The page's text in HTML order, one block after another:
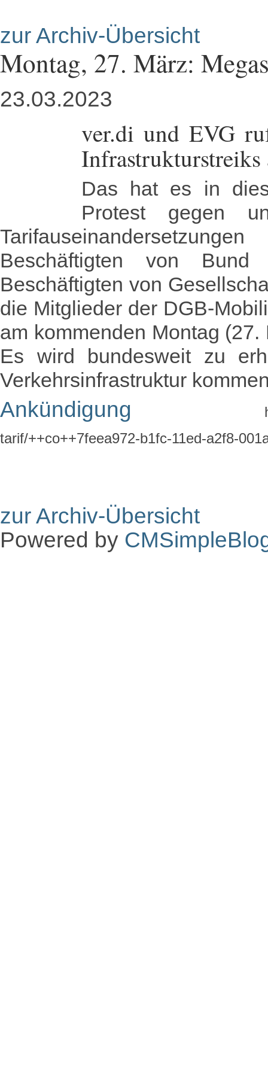
zur Archiv-Übersicht
Montag, 27. März:
23.03.2023
ver.di und EVG
Infrastrukturstreiks
Das hat es in
Protest gegen
Beschäftigten von
Beschäftigten von
die Mitglieder der DGB-
am kommenden Montag
Es wird bundesweit zu
Verkehrsinfrastruktur
Ankündigung
tarif/++co++7feea972-b1fc-11ed-a2f8-
zur Archiv-Übersicht
Powered by